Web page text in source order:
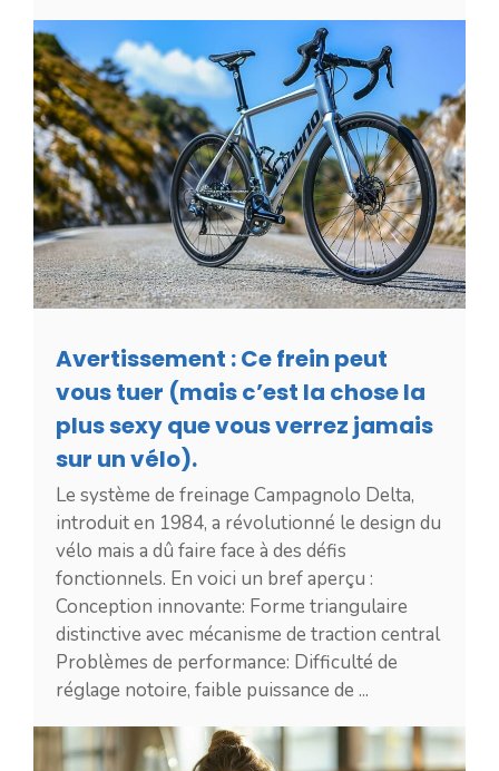
Avertissement : Ce frein peut
vous tuer (mais c’est la chose la
plus sexy que vous verrez jamais
sur un vélo).
Le système de freinage Campagnolo Delta,
introduit en 1984, a révolutionné le design du
vélo mais a dû faire face à des défis
fonctionnels. En voici un bref aperçu :
Conception innovante: Forme triangulaire
distinctive avec mécanisme de traction central
Problèmes de performance: Difficulté de
réglage notoire, faible puissance de ...